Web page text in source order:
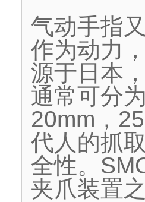
气动手指
作为动力
源于日本
通常可分
20mm，
代人的抓
全性。
夹爪装置